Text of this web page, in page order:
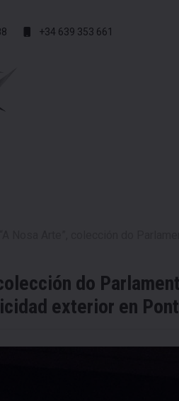
+34 639 353 661
do
exterior en